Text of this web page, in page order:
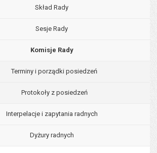
Skład Rady
Sesje Rady
Komisje Rady
Terminy i porządki posiedzeń
Protokoły z posiedzeń
Interpelacje i zapytania radnych
Dyżury radnych